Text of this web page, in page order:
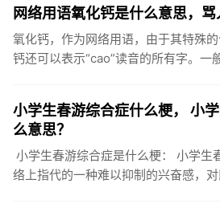
网络用语氧化钙是什么意思，
氧化钙，作为网络用语，由于其特殊
钙还可以表示“cao”读音的所有字。一
小学生春游综合症什么梗， 小
么意思？
小学生春游综合症是什么梗： 小学生
络上指代的一种难以抑制的兴奋感，